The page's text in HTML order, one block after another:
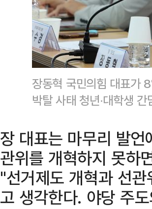
장동혁 국민의힘 대표가
박탈 사태 청년·대학생
장 대표는 마무리 발
관위를 개혁하지 못하
"선거제도 개혁과 선
고 생각한다. 야당 주